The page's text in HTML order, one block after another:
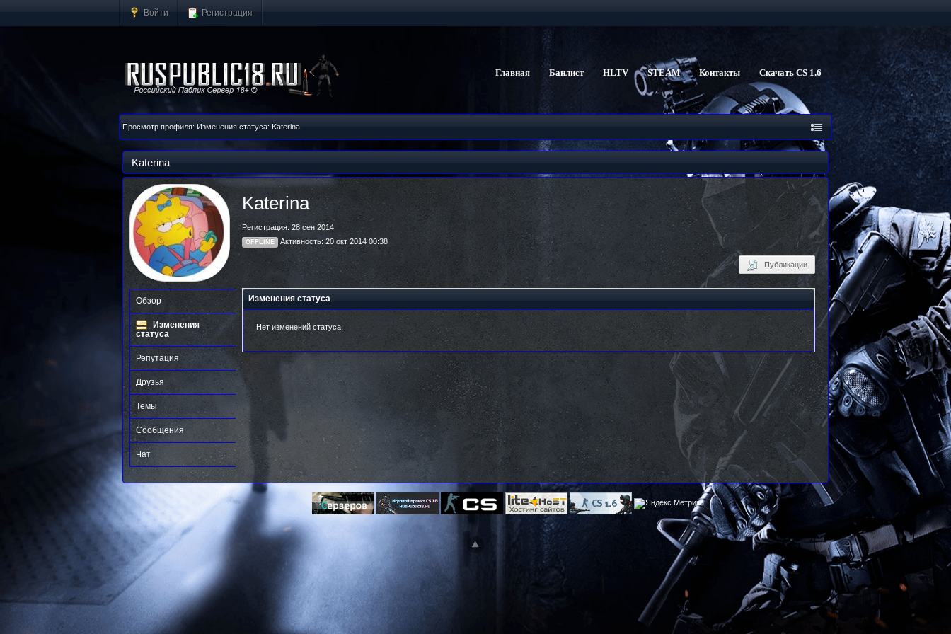
Войти Регистрация
Главная Банлист HLTV STEAM Контакты Скачать CS 1.6
Просмотр профиля: Изменения статуса: Katerina
Katerina
Обзор
Изменения
статуса
Репутация
Друзья
Темы
Сообщения
Чат
Katerina
Регистрация: 28 сен 2014
OFFLINE Активность: 20 окт 2014 00:38
Публикации
Изменения статуса
Нет изменений статуса